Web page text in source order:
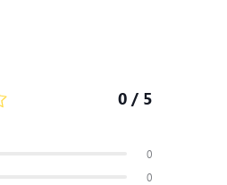
0 / 5
0
0